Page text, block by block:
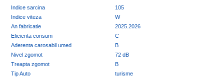
Indice sarcina
105
Indice viteza
W
An fabricatie
2025.2026
Eficienta consum
C
Aderenta carosabil umed
B
Nivel zgomot
72 dB
Treapta zgomot
B
Tip Auto
turisme